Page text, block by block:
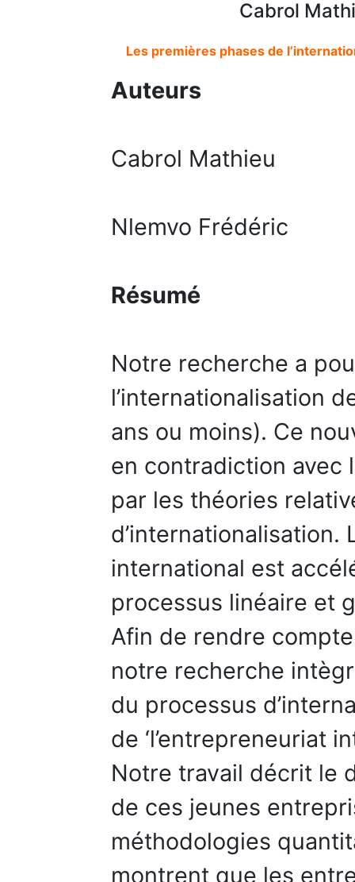
Cabrol
Les premières phases de
Auteurs
Cabrol Mathieu
Nlemvo Frédéric
Résumé
Notre recherche a
l’internationalisation
ans ou moins). Ce
en contradiction avec
par les théories
d’internationalisation.
international est
processus linéaire et
Afin de rendre
notre recherche
du processus
de ‘l’entrepreneuriat
Notre travail décrit le
de ces jeunes
méthodologies
montrent que les